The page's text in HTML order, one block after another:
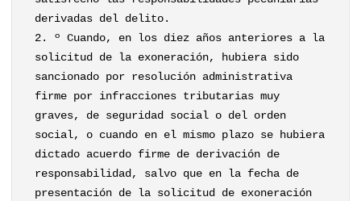
derivadas del delito.
2. º Cuando, en los diez años anteriores a la
solicitud de la exoneración, hubiera sido
sancionado por resolución administrativa
firme por infracciones tributarias muy
graves, de seguridad social o del orden
social, o cuando en el mismo plazo se hubiera
dictado acuerdo firme de derivación de
responsabilidad, salvo que en la fecha de
presentación de la solicitud de exoneración